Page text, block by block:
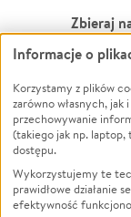
Zbieraj
Leczenie
Zwierzęta
Pożar
Ukraina
Pomoc
Projekty
Informacje o
Korzystamy z plików
zarówno własnych,
przechowywanie
(takiego jak np. laptop,
dostępu.
Wykorzystujemy te
prawidłowe działanie
efektywność